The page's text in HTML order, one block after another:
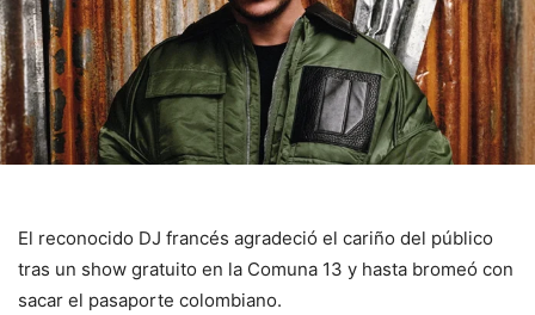
El reconocido DJ francés agradeció el cariño del público
tras un show gratuito en la Comuna 13 y hasta bromeó con
sacar el pasaporte colombiano.